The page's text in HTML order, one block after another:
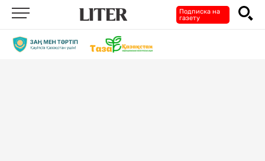
Подписка на
газету